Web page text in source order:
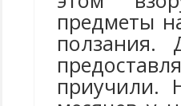
предметы
ползания.
приучили.